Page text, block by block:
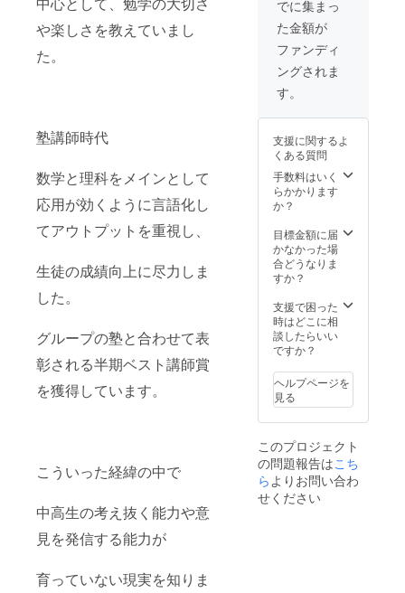
や楽しさを教えていまし
た。
塾講師時代
数学と理科をメインとして
応用が効くように言語化し
てアウトプットを重視し、
生徒の成績向上に尽力しま
した。
グループの塾と合わせて表
彰される半期ベスト講師賞
を獲得しています。
こういった経緯の中で
中高生の考え抜く能力や意
見を発信する能力が
育っていない現実を知りま
でに集まっ
た金額が
ファンディ
ングされま
す。
支援に関するよ
くある質問
手数料はいく
らかかります
か？
目標金額に届
かなかった場
合どうなりま
すか？
支援で困った
時はどこに相
談したらいい
ですか？
ヘルプページを
見る
このプロジェクト
の問題報告はこち
ら よりお問い合わ
せください